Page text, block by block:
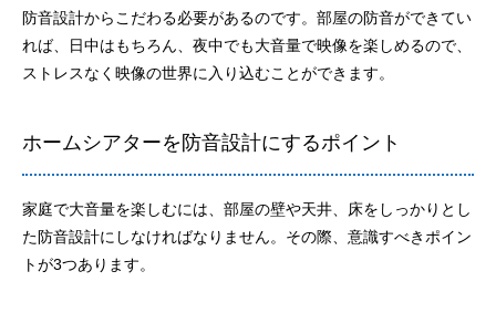
防音設計からこだわる必要があるのです。部屋の防音ができてい
れば、日中はもちろん、夜中でも大音量で映像を楽しめるので、
ストレスなく映像の世界に入り込むことができます。
ホームシアターを防音設計にするポイント
家庭で大音量を楽しむには、部屋の壁や天井、床をしっかりとし
た防音設計にしなければなりません。その際、意識すべきポイン
トが3つあります。